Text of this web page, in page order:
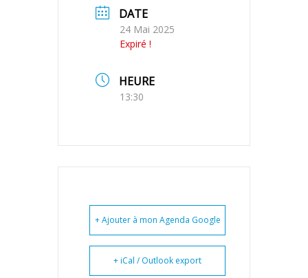
DATE
24 Mai 2025
Expiré !
HEURE
13:30
+ Ajouter à mon Agenda Google
+ iCal / Outlook export